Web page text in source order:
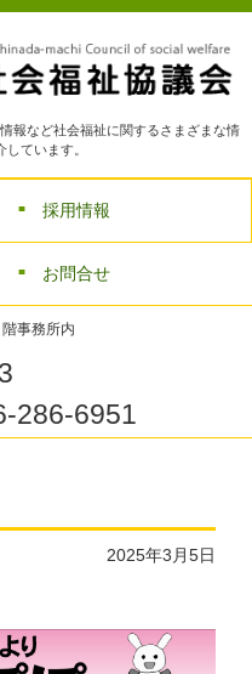
報など社会福祉に関するさまざまな情
しています。
採用情報
お問合せ
事務所内
6953
6951
2025年3月5日